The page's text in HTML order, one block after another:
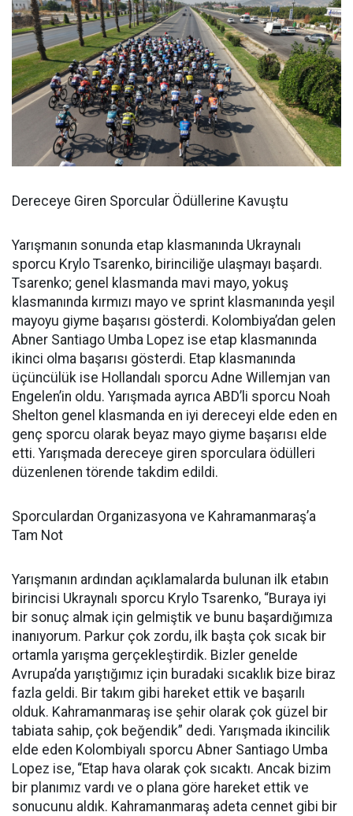
Dereceye Giren Sporcular Ödüllerine Kavuştu
Yarışmanın sonunda etap klasmanında Ukraynalı
sporcu Krylo Tsarenko, birinciliğe ulaşmayı başardı.
Tsarenko; genel klasmanda mavi mayo, yokuş
klasmanında kırmızı mayo ve sprint klasmanında yeşil
mayoyu giyme başarısı gösterdi. Kolombiya’dan gelen
Abner Santiago Umba Lopez ise etap klasmanında
ikinci olma başarısı gösterdi. Etap klasmanında
üçüncülük ise Hollandalı sporcu Adne Willemjan van
Engelen’in oldu. Yarışmada ayrıca ABD’li sporcu Noah
Shelton genel klasmanda en iyi dereceyi elde eden en
genç sporcu olarak beyaz mayo giyme başarısı elde
etti. Yarışmada dereceye giren sporculara ödülleri
düzenlenen törende takdim edildi.
Sporculardan Organizasyona ve Kahramanmaraş’a
Tam Not
Yarışmanın ardından açıklamalarda bulunan ilk etabın
birincisi Ukraynalı sporcu Krylo Tsarenko, “Buraya iyi
bir sonuç almak için gelmiştik ve bunu başardığımıza
inanıyorum. Parkur çok zordu, ilk başta çok sıcak bir
ortamla yarışma gerçekleştirdik. Bizler genelde
Avrupa’da yarıştığımız için buradaki sıcaklık bize biraz
fazla geldi. Bir takım gibi hareket ettik ve başarılı
olduk. Kahramanmaraş ise şehir olarak çok güzel bir
tabiata sahip, çok beğendik” dedi. Yarışmada ikincilik
elde eden Kolombiyalı sporcu Abner Santiago Umba
Lopez ise, “Etap hava olarak çok sıcaktı. Ancak bizim
bir planımız vardı ve o plana göre hareket ettik ve
sonucunu aldık. Kahramanmaraş adeta cennet gibi bir